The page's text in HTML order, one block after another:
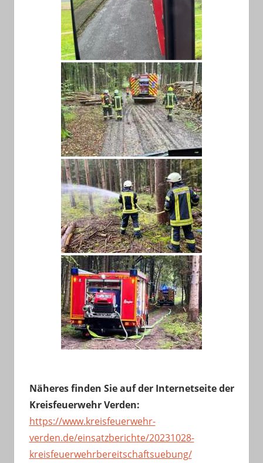
Näheres finden Sie auf der Internetseite der
Kreisfeuerwehr Verden:
https://www.kreisfeuerwehr-
verden.de/einsatzberichte/20231028-
kreisfeuerwehrbereitschaftsuebung/